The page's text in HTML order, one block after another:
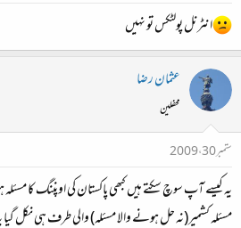
انٹرنل پولٹکس تو نہیں
عثمان رضا
محفلین
ستمبر 30، 2009
یہ کیسے آپ سوچ سکتے ہیں کبھی پاکستان کی اوپننگ کا
مسئلہ کشمیر(نہ حل ہونے والا مسئلہ) والی طرف ہی نکل گیا